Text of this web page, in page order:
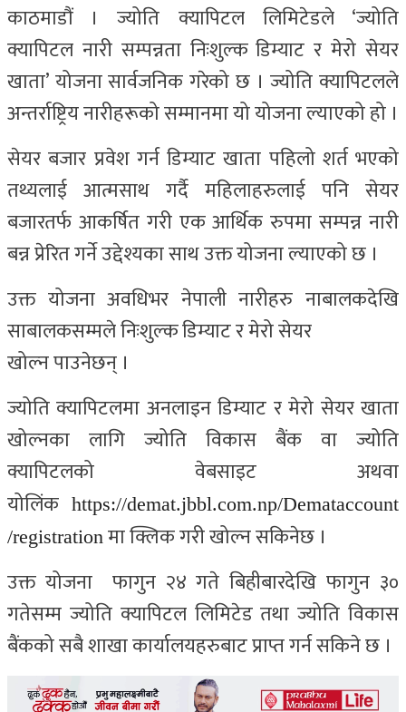
काठमाडौं । ज्योति क्यापिटल लिमिटेडले ‘ज्योति
क्यापिटल नारी सम्पन्नता निःशुल्क डिम्याट र मेरो सेयर
खाता’ योजना सार्वजनिक गरेको छ । ज्योति क्यापिटलले
अन्तर्राष्ट्रिय नारीहरूको सम्मानमा यो योजना ल्याएको हो ।
सेयर बजार प्रवेश गर्न डिम्याट खाता पहिलो शर्त भएको
तथ्यलाई आत्मसाथ गर्दै महिलाहरुलाई पनि सेयर
बजारतर्फ आकर्षित गरी एक आर्थिक रुपमा सम्पन्न नारी
बन्न प्रेरित गर्ने उद्देश्यका साथ उक्त योजना ल्याएको छ ।
उक्त योजना अवधिभर नेपाली नारीहरु नाबालकदेखि
साबालकसम्मले निःशुल्क डिम्याट र मेरो सेयर
खोल्न पाउनेछन् ।
ज्योति क्यापिटलमा अनलाइन डिम्याट र मेरो सेयर खाता
खोल्नका लागि ज्योति विकास बैंक वा ज्योति
क्यापिटलको वेबसाइट अथवा
योलिंक https://demat.jbbl.com.np/Demataccount
/registration मा क्लिक गरी खोल्न सकिनेछ ।
उक्त योजना फागुन २४ गते बिहीबारदेखि फागुन ३०
गतेसम्म ज्योति क्यापिटल लिमिटेड तथा ज्योति विकास
बैंकको सबै शाखा कार्यालयहरुबाट प्राप्त गर्न सकिने छ ।